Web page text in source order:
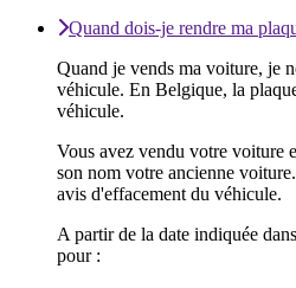
Quand dois-je rendre ma
Quand je vends ma voiture, je
véhicule. En Belgique, la
véhicule.
Vous avez vendu votre voiture
son nom votre ancienne
avis d'effacement du véhicule.
A partir de la date indiquée
pour :